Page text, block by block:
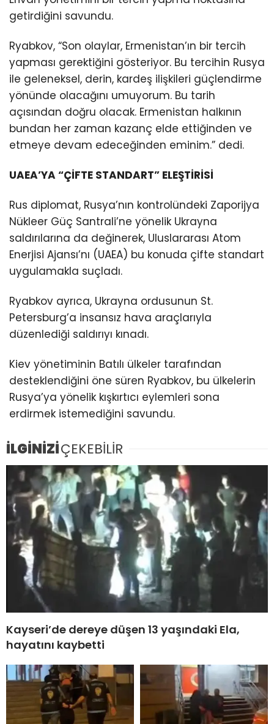
getirdiğini savundu.
Ryabkov, “Son olaylar, Ermenistan’ın bir tercih
yapması gerektiğini gösteriyor. Bu tercihin Rusya
ile geleneksel, derin, kardeş ilişkileri güçlendirme
yönünde olacağını umuyorum. Bu tarih
açısından doğru olacak. Ermenistan halkının
bundan her zaman kazanç elde ettiğinden ve
etmeye devam edeceğinden eminim.” dedi.
UAEA’YA “ÇİFTE STANDART” ELEŞTİRİSİ
Rus diplomat, Rusya’nın kontrolündeki Zaporijya
Nükleer Güç Santrali’ne yönelik Ukrayna
saldırılarına da değinerek, Uluslararası Atom
Enerjisi Ajansı’nı (UAEA) bu konuda çifte standart
uygulamakla suçladı.
Ryabkov ayrıca, Ukrayna ordusunun St.
Petersburg’a insansız hava araçlarıyla
düzenlediği saldırıyı kınadı.
Kiev yönetiminin Batılı ülkeler tarafından
desteklendiğini öne süren Ryabkov, bu ülkelerin
Rusya’ya yönelik kışkırtıcı eylemleri sona
erdirmek istemediğini savundu.
İLGİNİZİÇEKEBİLİR
Kayseri’de dereye düşen 13 yaşındaki Ela,
hayatını kaybetti